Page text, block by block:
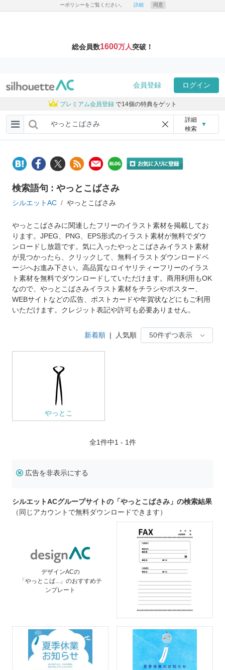
ーポリシーをご覧ください。 詳細 同意
総会員数1600万人突破！
会員登録 ログイン
プレミアム会員登録 で14個の特典をゲット
詳細
検索
▼
検索語句 : やっとこばさみ
シルエットAC やっとこばさみ
やっとこばさみに関連したフリーのイラスト素材を掲載してお
ります。JPEG、PNG、EPS形式のイラスト素材が無料でダウ
ンロードし放題です。気に入ったやっとこばさみイラスト素材
が見つかったら、クリックして、無料イラストダウンロードペ
ージへお進み下さい。高品質なロイヤリティーフリーのイラス
ト素材を無料でダウンロードしていただけます。商用利用もOK
なので、やっとこばさみイラスト素材をチラシやポスター、
WEBサイトなどの広告、ポストカードや年賀状などにもご利用
いただけます。クレジット表記や許可も必要ありません。
新着順 | 人気順
やっとこ
全1件中1 - 1件
広告を非表示にする
シルエットACグループサイトの「やっとこばさみ」の検索結果
（同じアカウントで無料ダウンロードできます）
デザインACの
「やっとこば...」のおすすめテ
ンプレート